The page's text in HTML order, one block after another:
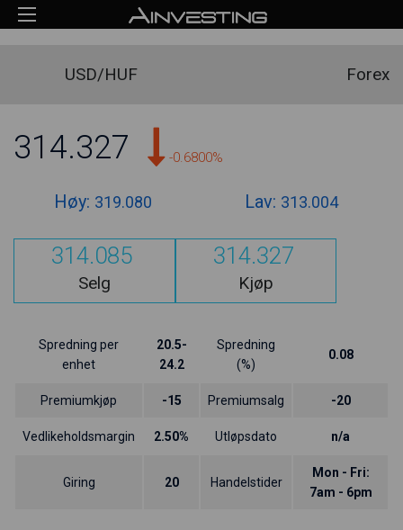
USD/HUF Forex
314.327 -0.6800%
Høy: 319.080 Lav: 313.004
314.085
Selg
314.327
Kjøp
Spredning per
enhet
20.5-
24.2
Spredning
(%)
0.08
Premiumkjøp -15 Premiumsalg -20
Vedlikeholdsmargin 2.50% Utløpsdato n/a
Giring 20 Handelstider
Mon - Fri:
7am - 6pm